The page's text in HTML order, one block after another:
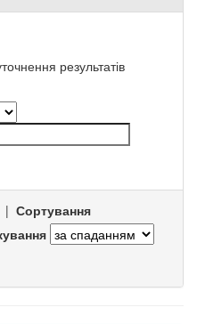
результатів
| Сортування